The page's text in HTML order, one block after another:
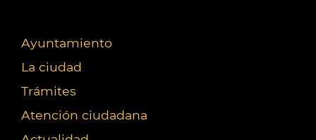
Ayuntamiento
La ciudad
Trámites
Atención ciudadana